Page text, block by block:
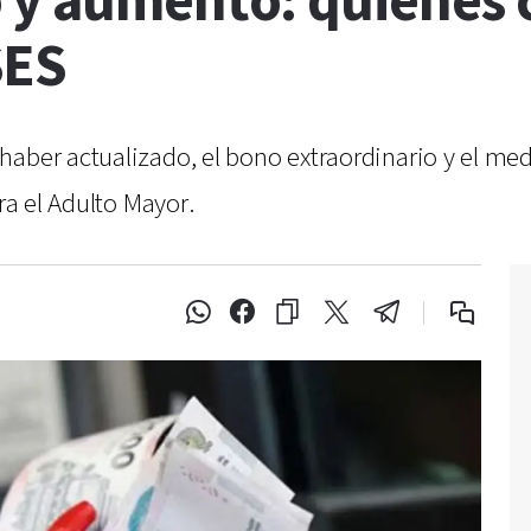
actualizado, el bono extraordinario y el
el Adulto Mayor.